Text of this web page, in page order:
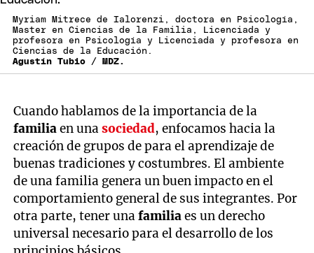
Myriam Mitrece de Ialorenzi, doctora en Psicología,
Master en Ciencias de la Familia, Licenciada y
profesora en Psicología y Licenciada y profesora en
Ciencias de la Educación.
Agustín Tubio / MDZ.
Cuando hablamos de la importancia de la
familiaen unasociedad, enfocamos hacia la
creación de grupos de para el aprendizaje de
buenas tradiciones y costumbres. El ambiente
de una familia genera un buen impacto en el
comportamiento general de sus integrantes. Por
otra parte, tener unafamiliaes un derecho
universal necesario para el desarrollo de los